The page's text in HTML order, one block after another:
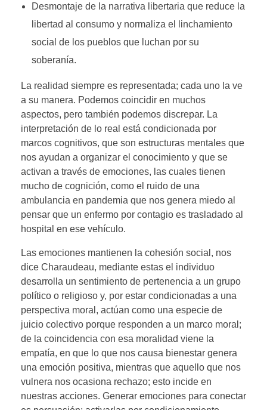
Desmontaje de la narrativa libertaria que reduce la
libertad al consumo y normaliza el linchamiento
social de los pueblos que luchan por su
soberanía.
La realidad siempre es representada; cada uno la ve
a su manera. Podemos coincidir en muchos
aspectos, pero también podemos discrepar. La
interpretación de lo real está condicionada por
marcos cognitivos, que son estructuras mentales que
nos ayudan a organizar el conocimiento y que se
activan a través de emociones, las cuales tienen
mucho de cognición, como el ruido de una
ambulancia en pandemia que nos genera miedo al
pensar que un enfermo por contagio es trasladado al
hospital en ese vehículo.
Las emociones mantienen la cohesión social, nos
dice Charaudeau, mediante estas el individuo
desarrolla un sentimiento de pertenencia a un grupo
político o religioso y, por estar condicionadas a una
perspectiva moral, actúan como una especie de
juicio colectivo porque responden a un marco moral;
de la coincidencia con esa moralidad viene la
empatía, en que lo que nos causa bienestar genera
una emoción positiva, mientras que aquello que nos
vulnera nos ocasiona rechazo; esto incide en
nuestras acciones. Generar emociones para conectar